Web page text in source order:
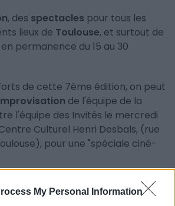
My Personal Information
, des spectacles pour tous les
lieux de Toulouse, et surtout de
permanence du 15 au 30
de cette 7ème édition, on peut
de l'équipe de la
l'équipe des Invités le mercredi
Culturel Henri Desbals, (rue
pour une "spéciale ciné-
font également bon
, mais également